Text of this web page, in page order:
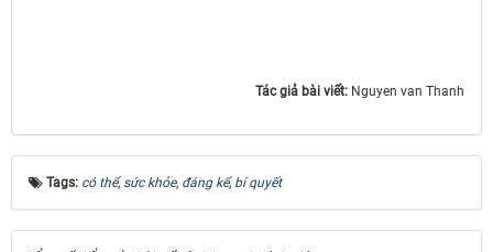
Tác giả bài viết: Nguyen van Thanh
Tags: có thể, sức khỏe, đáng kể, bí quyết